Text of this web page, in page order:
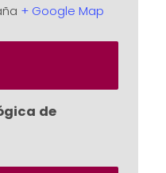
+ Google Map
de